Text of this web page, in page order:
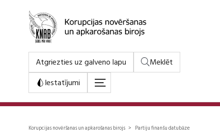
Atgriezties uz galveno lapu
Meklēt
Iestatījumi
Korupcijas novēršanas un apkarošanas birojs > Partiju finanšu datubāze